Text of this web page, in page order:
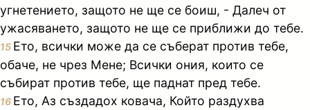
угнетението, защото не ще се боиш, - Далеч от
ужасяването, защото не ще се приближи до тебе.
15 Ето, всички може да се съберат против тебе,
обаче, не чрез Мене; Всички ония, които се
събират против тебе, ще паднат пред тебе.
16 Ето, Аз създадох ковача, Който раздухва